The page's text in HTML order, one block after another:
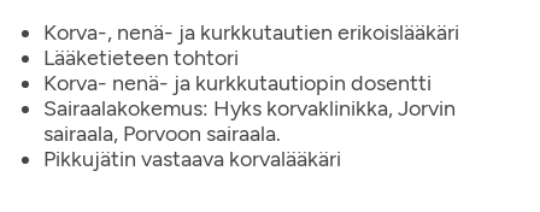
Korva-, nenä- ja kurkkutautien erikoislääkäri
Lääketieteen tohtori
Korva- nenä- ja kurkkutautiopin dosentti
Sairaalakokemus: Hyks korvaklinikka, Jorvin
sairaala, Porvoon sairaala.
Pikkujätin vastaava korvalääkäri